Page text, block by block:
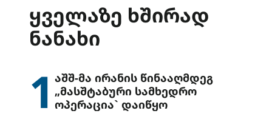
ქალაქში აღნიშნეს
ᲧᲕᲔᲚᲐᲖᲔ ᲮᲨᲘᲠᲐᲓ
ᲜᲐᲜᲐᲮᲘ
1 აშშ-მა ირანის წინააღმდეგ
„მასშტაბური სამხედრო
ოპერაცია` დაიწყო